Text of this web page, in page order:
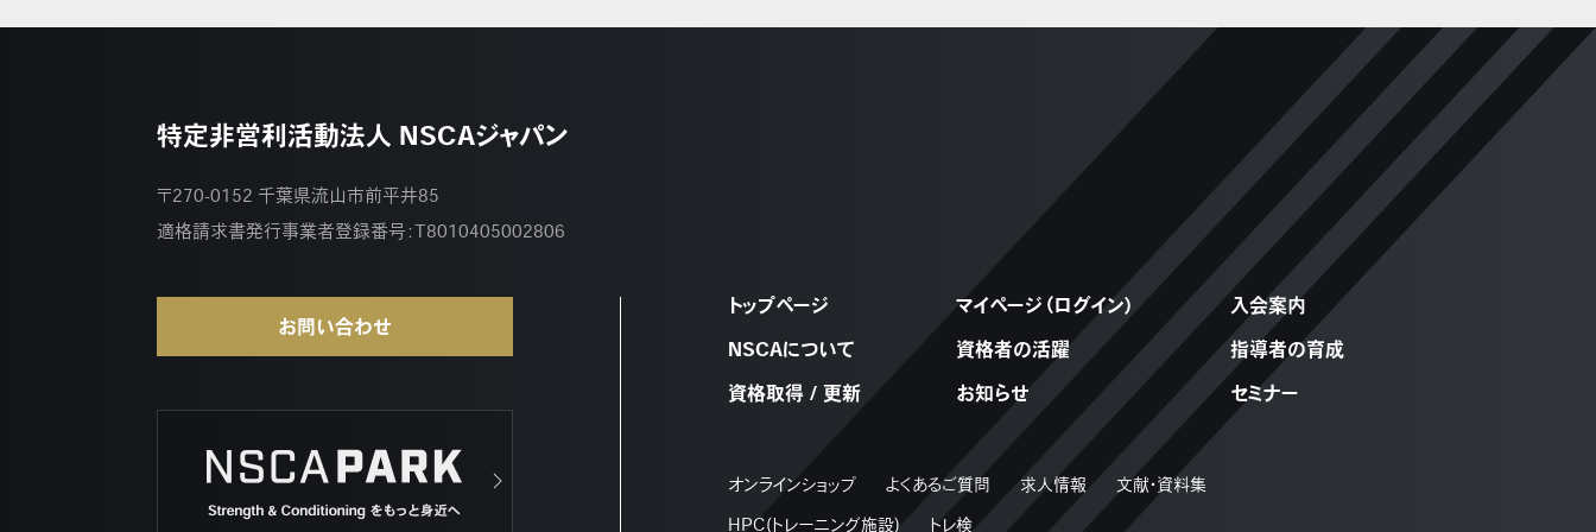
特定非営利活動法人 NSCAジャパン
〒270-0152 千葉県流山市前平井85
適格請求書発行事業者登録番号：T8010405002806
お問い合わせ
トップページ
NSCAについて
資格取得 / 更新
マイページ（ログイン）
資格者の活躍
お知らせ
入会案内
指導者の育成
セミナー
オンラインショップ よくあるご質問 求人情報 文献・資料集
HPC(トレーニング施設) トレ検